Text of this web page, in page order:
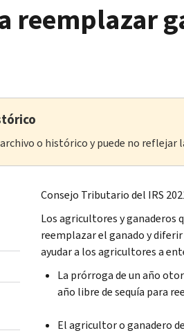
reemplazar
o histórico y puede no
Consejo Tributario del IRS
Los agricultores y ganaderos
reemplazar el ganado y
ayudar a los agricultores a
La prórroga de un año
año libre de sequía para
El agricultor o ganadero